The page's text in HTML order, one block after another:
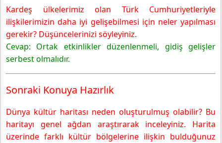
Kardeş ülkelerimiz olan Türk Cumhuriyetleriyle
ilişkilerimizin daha iyi gelişebilmesi için neler yapılması
gerekir? Düşüncelerinizi söyleyiniz.
Cevap: Ortak etkinlikler düzenlenmeli, gidiş gelişler
serbest olmalıdır.
Sonraki Konuya Hazırlık
Dünya kültür haritası neden oluşturulmuş olabilir? Bu
haritayı genel ağdan araştırarak inceleyiniz. Harita
üzerinde farklı kültür bölgelerine ilişkin bulduğunuz